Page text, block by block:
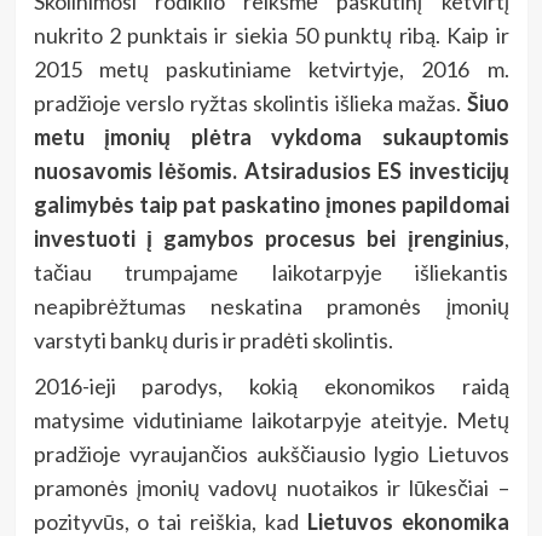
nukrito 2 punktais ir siekia 50 punktų ribą. Kaip ir
2015 metų paskutiniame ketvirtyje, 2016 m.
pradžioje verslo ryžtas skolintis išlieka mažas. Šiuo
metu įmonių plėtra vykdoma sukauptomis
nuosavomis lėšomis. Atsiradusios ES investicijų
galimybės taip pat paskatino įmones papildomai
investuoti į gamybos procesus bei įrenginius,
tačiau trumpajame laikotarpyje išliekantis
neapibrėžtumas neskatina pramonės įmonių
varstyti bankų duris ir pradėti skolintis.
2016-ieji parodys, kokią ekonomikos raidą
matysime vidutiniame laikotarpyje ateityje. Metų
pradžioje vyraujančios aukščiausio lygio Lietuvos
pramonės įmonių vadovų nuotaikos ir lūkesčiai –
pozityvūs, o tai reiškia, kad Lietuvos ekonomika